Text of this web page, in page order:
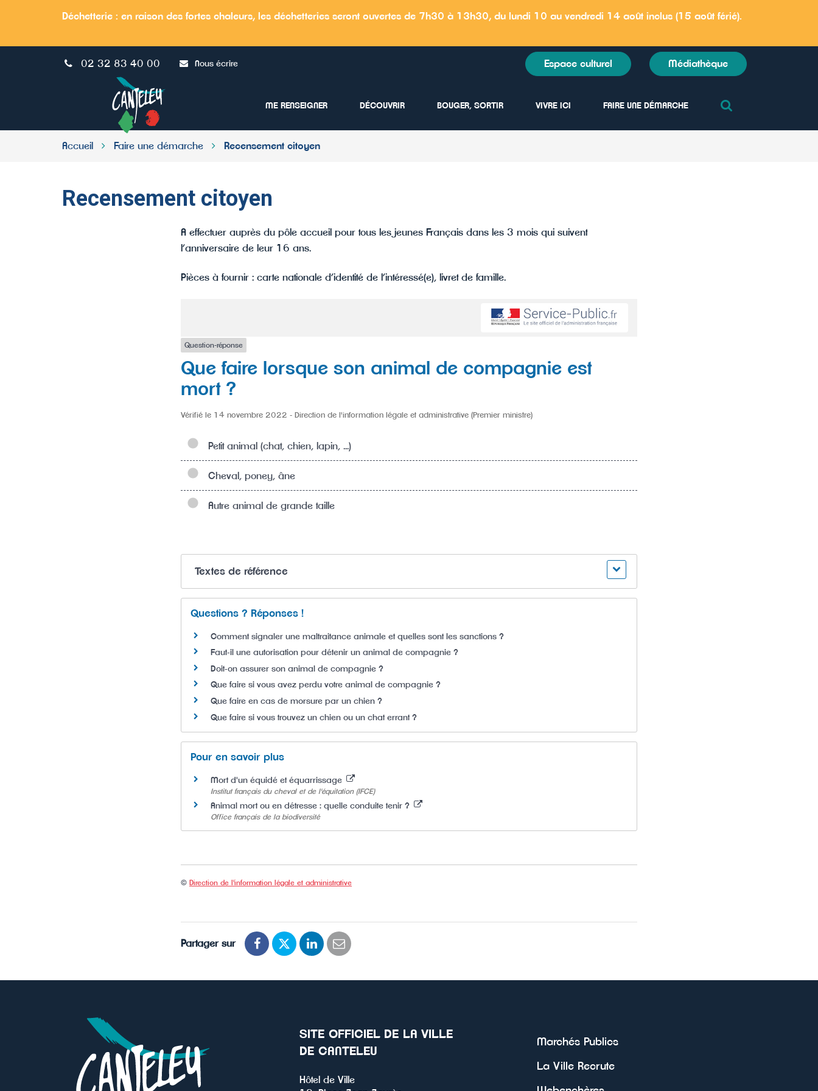
Déchetterie : en raison des fortes chaleurs, l es déchetteries seront ouvertes de 7h30 à 13h30, du lundi 10 au vendredi 14 août inclus (15 août férié).
02 32 83 40 00 Nous écrire Espace culturel Médiathèque
officiel
de
la
Ville
de
ME RENSEIGNER DÉCOUVRIR BOUGER, SORTIR VIVRE ICI FAIRE UNE DÉMARCHE
Accueil Faire une démarche Recensement citoyen
Recensement citoyen
A effectuer auprès du pôle accueil pour tous les jeunes Français dans les 3 mois qui suivent
l’anniversaire de leur 16 ans.
Pièces à fournir : carte nationale d’identité de l’intéressé(e), livret de famille.
Question-réponse
Que faire lorsque son animal de compagnie est
mort ?
Vérifié le 14 novembre 2022 - Direction de l'information légale et administrative (Premier ministre)
Petit animal (chat, chien, lapin, ...)
Cheval, poney, âne
Autre animal de grande taille
Textes de référence
Questions ? Réponses !
Comment signaler une maltraitance animale et quelles sont les sanctions ?
Faut-il une autorisation pour détenir un animal de compagnie ?
Doit-on assurer son animal de compagnie ?
Que faire si vous avez perdu votre animal de compagnie ?
Que faire en cas de morsure par un chien ?
Que faire si vous trouvez un chien ou un chat errant ?
Pour en savoir plus
Mort d'un équidé et équarrissage
Institut français du cheval et de l'équitation (IFCE)
Animal mort ou en détresse : quelle conduite tenir ?
Office français de la biodiversité
© Direction de l'information légale et administrative
Partager sur
PartagerPartagerPartagerPartager
SITE OFFICIEL DE LA VILLE
DE CANTELEU
Hôtel de Ville
Marchés Publics
La Ville Recrute